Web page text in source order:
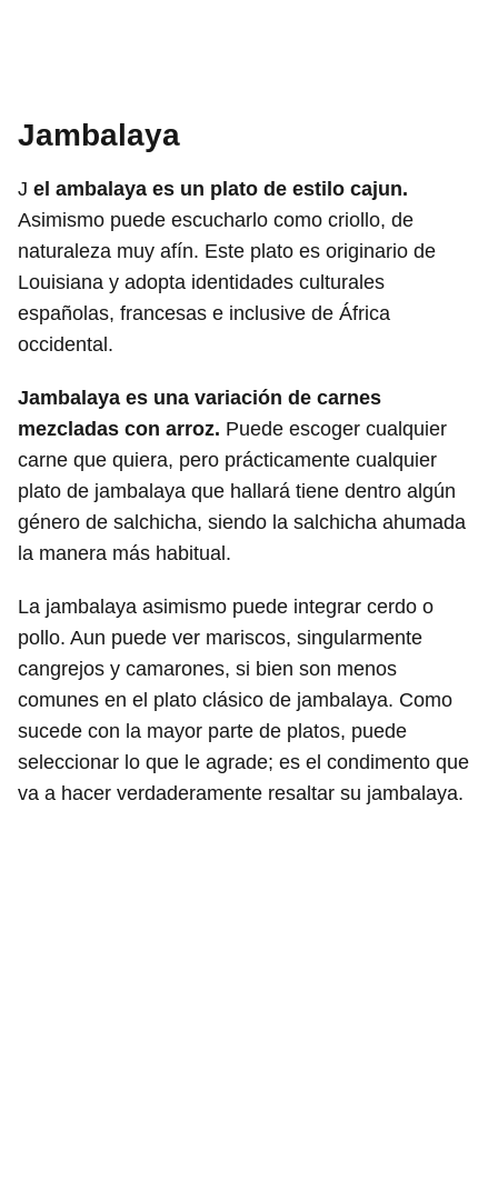
Jambalaya
J el ambalaya es un plato de estilo cajun.
Asimismo puede escucharlo como criollo, de
naturaleza muy afín. Este plato es originario de
Louisiana y adopta identidades culturales
españolas, francesas e inclusive de África
occidental.
Jambalaya es una variación de carnes
mezcladas con arroz. Puede escoger cualquier
carne que quiera, pero prácticamente cualquier
plato de jambalaya que hallará tiene dentro algún
género de salchicha, siendo la salchicha ahumada
la manera más habitual.
La jambalaya asimismo puede integrar cerdo o
pollo. Aun puede ver mariscos, singularmente
cangrejos y camarones, si bien son menos
comunes en el plato clásico de jambalaya. Como
sucede con la mayor parte de platos, puede
seleccionar lo que le agrade; es el condimento que
va a hacer verdaderamente resaltar su jambalaya.